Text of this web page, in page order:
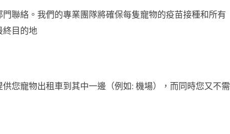
聯絡。我們的專業團隊將確保每隻寵物的疫苗接種和所有
終目的地
您寵物出租車到其中一邊（例如: 機場），而同時您又不需